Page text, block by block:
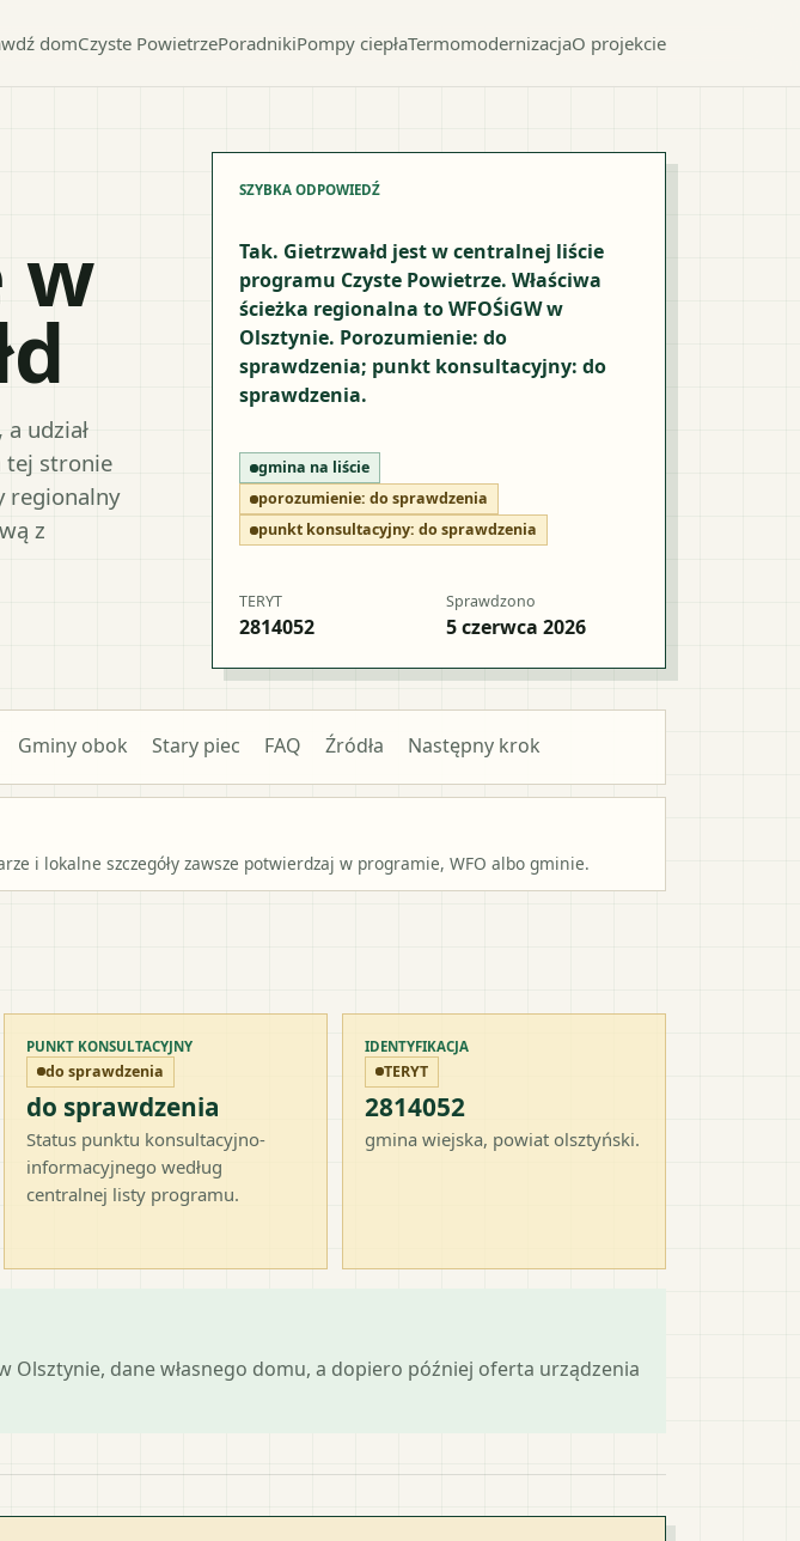
domCzyste PowietrzePoradnikiPompy ciepłaTermomodernizacjaO projekcie
w
udział
tej stronie
regionalny
z
SZYBKA ODPOWIEDŹ
Tak. Gietrzwałd jest w centralnej liście
programu Czyste Powietrze. Właściwa
ścieżka regionalna to WFOŚiGW w
Olsztynie. Porozumienie: do
sprawdzenia; punkt konsultacyjny: do
sprawdzenia.
gmina na liście
porozumienie: do sprawdzenia
punkt konsultacyjny: do sprawdzenia
TERYT
2814052
Sprawdzono
5 czerwca 2026
Gminy obok Stary piec FAQ Źródła Następny krok
i lokalne szczegóły zawsze potwierdzaj w programie, WFO albo gminie.
PUNKT KONSULTACYJNY
do sprawdzenia
do sprawdzenia
Status punktu konsultacyjno-
informacyjnego według
centralnej listy programu.
IDENTYFIKACJA
TERYT
2814052
gmina wiejska, powiat olsztyński.
Olsztynie, dane własnego domu, a dopiero później oferta urządzenia